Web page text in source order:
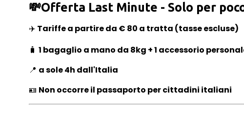
💸Offerta Last Minute - Solo per
✈️ Tariffe a partire da € 80 a tratta (tasse escluse)
🧳 1 bagaglio a mano da 8kg + 1 accessorio
📍 a sole 4h dall'Italia
🪪 Non occorre il passaporto per cittadini italiani